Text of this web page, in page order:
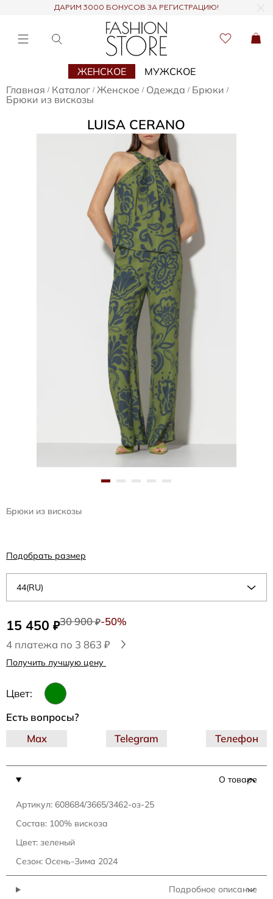
ДАРИМ 3000 БОНУСОВ ЗА РЕГИСТРАЦИЮ!
ЖЕНСКОЕ
МУЖСКОЕ
Главная / Каталог / Женское / Одежда / Брюки /
Брюки из вискозы
LUISA CERANO
Брюки из вискозы
15 450 ₽30 900₽-50%
4 платежа по 3 863 ₽
Получить лучшую цену
Цвет:
44(RU)
Подобрать размер
О товаре
Артикул: 608684/3665/3462-оз-25
Состав: 100% вискоза
Цвет: зеленый
Сезон: Осень-Зима 2024
Подробное описание
Есть вопросы?
Telegram
Max Телефон